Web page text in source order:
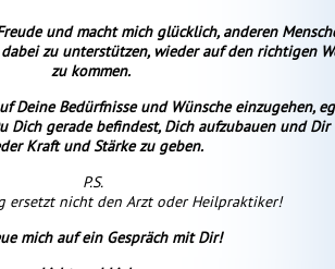
Enya
Bewertungen: 9
Lilly-Sonn…
Bewertungen: 3
und macht mich glücklich, anderen
zu unterstützen, wieder auf den richtigen
zu kommen.
Deine Bedürfnisse und Wünsche einzugehen,
Dich gerade befindest, Dich aufzubauen und Dir
Kraft und Stärke zu geben.
P.S.
ersetzt nicht den Arzt oder Heilpraktiker!
mich auf ein Gespräch mit Dir!